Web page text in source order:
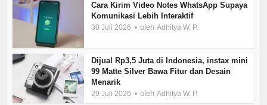
Cara Kirim Video Notes WhatsApp Supaya
Komunikasi Lebih Interaktif
30 Juli 2026 olehAdhitya W. P.
Dijual Rp3,5 Juta di Indonesia, instax mini
99 Matte Silver Bawa Fitur dan Desain
Menarik
29 Juli 2026 olehAdhitya W. P.